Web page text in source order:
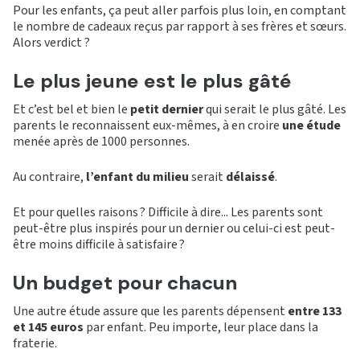
Pour les enfants, ça peut aller parfois plus loin, en comptant
le nombre de cadeaux reçus par rapport à ses frères et sœurs.
Alors verdict ?
Le plus jeune est le plus gâté
Et c’est bel et bien le petit dernierqui serait le plus gâté. Les
parents le reconnaissent eux-mêmes, à en croire une étude
menée après de 1000 personnes.
Au contraire, l’enfant du milieuserait délaissé.
Et pour quelles raisons ? Difficile à dire... Les parents sont
peut-être plus inspirés pour un dernier ou celui-ci est peut-
être moins difficile à satisfaire ?
Un budget pour chacun
Une autre étude assure que les parents dépensent entre 133
et 145 euros par enfant. Peu importe, leur place dans la
fraterie.